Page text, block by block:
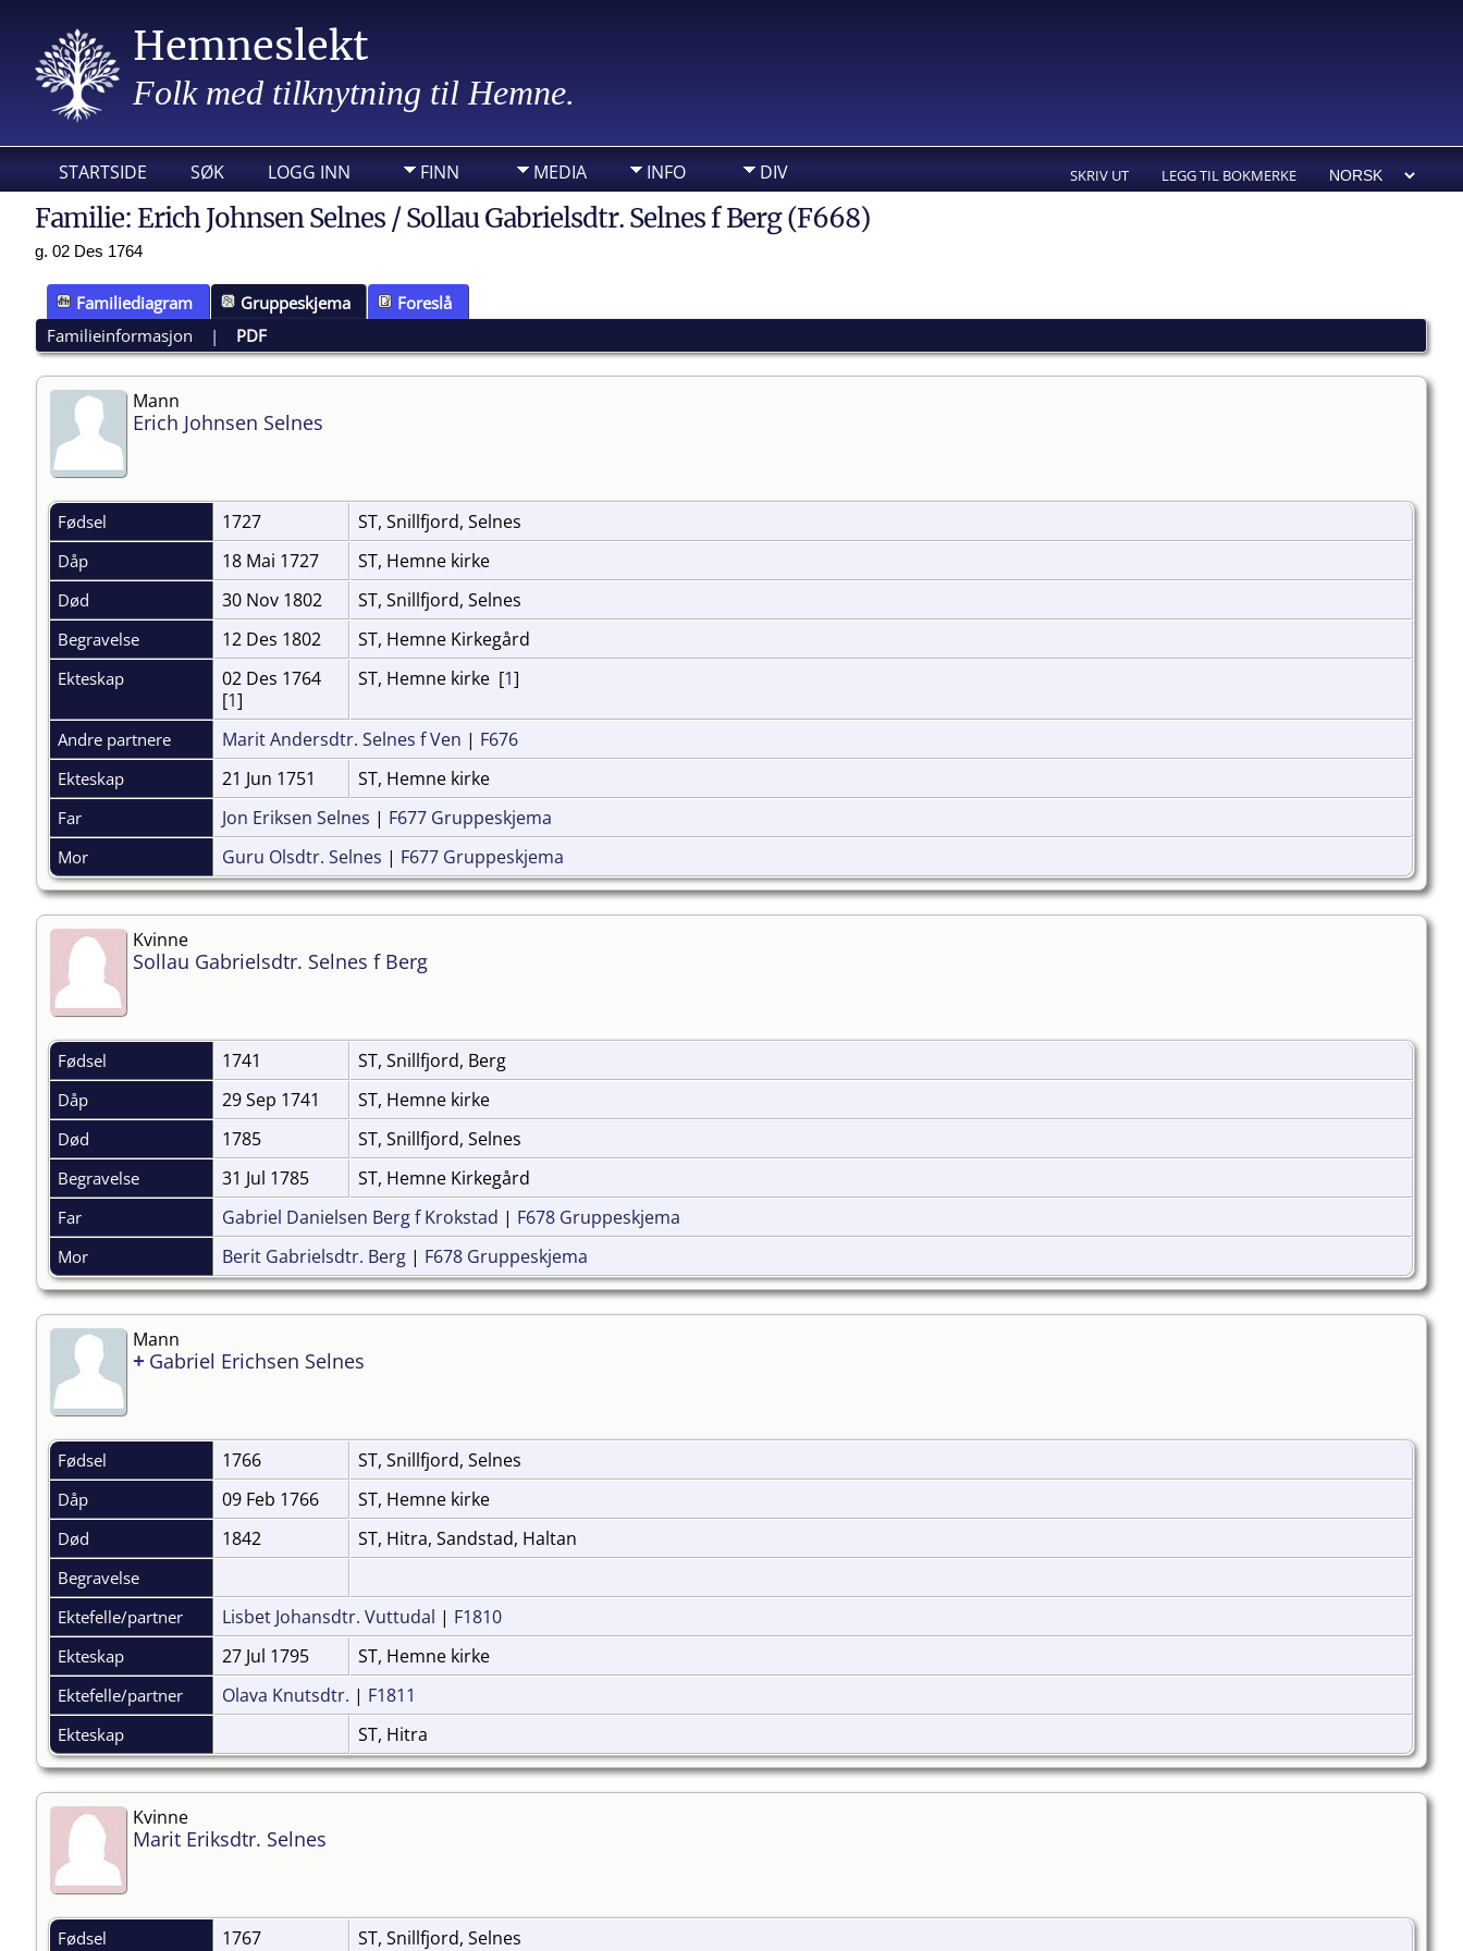
Hemneslekt
Folk med tilknytning til Hemne.
STARTSIDE SØK LOGG INN FINN MEDIA INFO DIV SKRIV UT LEGG TIL BOKMERKE
Familie: Erich Johnsen Selnes / Sollau Gabrielsdtr. Selnes f Berg (F668)
g. 02 Des 1764
Familiediagram Gruppeskjema
Foreslå
Familieinformasjon | PDF
Mann
Erich Johnsen Selnes
Fødsel 1727 ST, Snillfjord, Selnes
Dåp 18 Mai 1727 ST, Hemne kirke
Død 30 Nov 1802 ST, Snillfjord, Selnes
Begravelse 12 Des 1802 ST, Hemne Kirkegård
Ekteskap
02 Des 1764
[1]
ST, Hemne kirke [1]
Andre partnere Marit Andersdtr. Selnes f Ven | F676
Ekteskap 21 Jun 1751 ST, Hemne kirke
Far Jon Eriksen Selnes | F677 Gruppeskjema
Mor Guru Olsdtr. Selnes | F677 Gruppeskjema
Kvinne
Sollau Gabrielsdtr. Selnes f Berg
Fødsel 1741 ST, Snillfjord, Berg
Dåp 29 Sep 1741 ST, Hemne kirke
Død 1785 ST, Snillfjord, Selnes
Begravelse 31 Jul 1785 ST, Hemne Kirkegård
Far Gabriel Danielsen Berg f Krokstad | F678 Gruppeskjema
Mor Berit Gabrielsdtr. Berg | F678 Gruppeskjema
Mann
+ Gabriel Erichsen Selnes
Fødsel 1766 ST, Snillfjord, Selnes
Dåp 09 Feb 1766 ST, Hemne kirke
Død 1842 ST, Hitra, Sandstad, Haltan
Begravelse
Ektefelle/partner
Lisbet Johansdtr. Vuttudal | F1810
Ekteskap 27 Jul 1795 ST, Hemne kirke
Ektefelle/partner Olava Knutsdtr. | F1811
Ekteskap ST, Hitra
Kvinne
Marit Eriksdtr. Selnes
Fødsel 1767 ST, Snillfjord, Selnes